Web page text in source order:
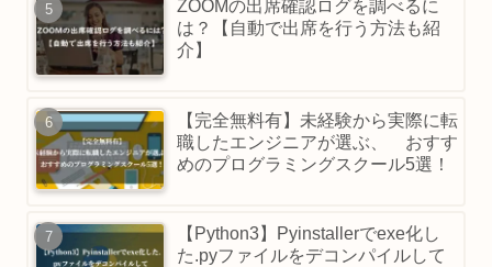
ZOOMの出席確認ログを調べるに
は？【自動で出席を行う方法も紹
介】
【完全無料有】未経験から実際に転
職したエンジニアが選ぶ、 おすす
めのプログラミングスクール5選！
【Python3】Pyinstallerでexe化し
た.pyファイルをデコンパイルして